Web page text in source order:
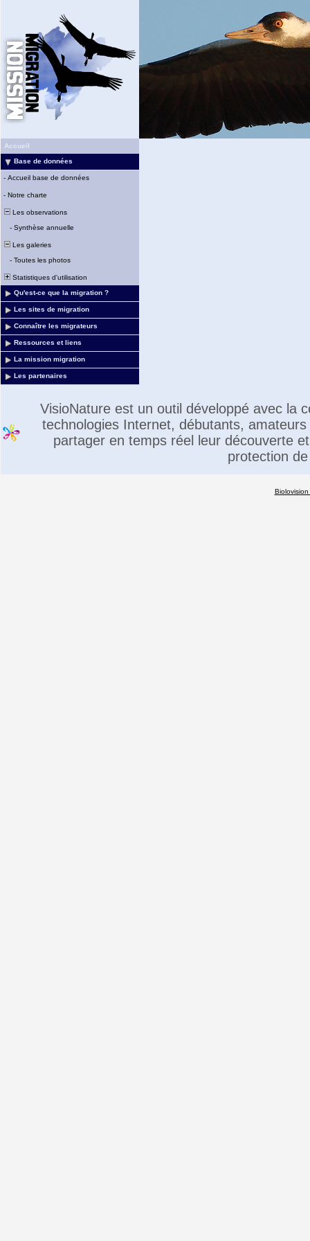
Accueil
Base de données
- Accueil base de données
- Notre charte
Les observations
- Synthèse annuelle
Les galeries
- Toutes les photos
Statistiques d'utilisation
Qu'est-ce que la migration ?
Les sites de migration
Connaître les migrateurs
Ressources et liens
La mission migration
Les partenaires
VisioNature est un outil développé avec la
technologies Internet, débutants,
partager en temps réel leur découverte
protection
Biolovision